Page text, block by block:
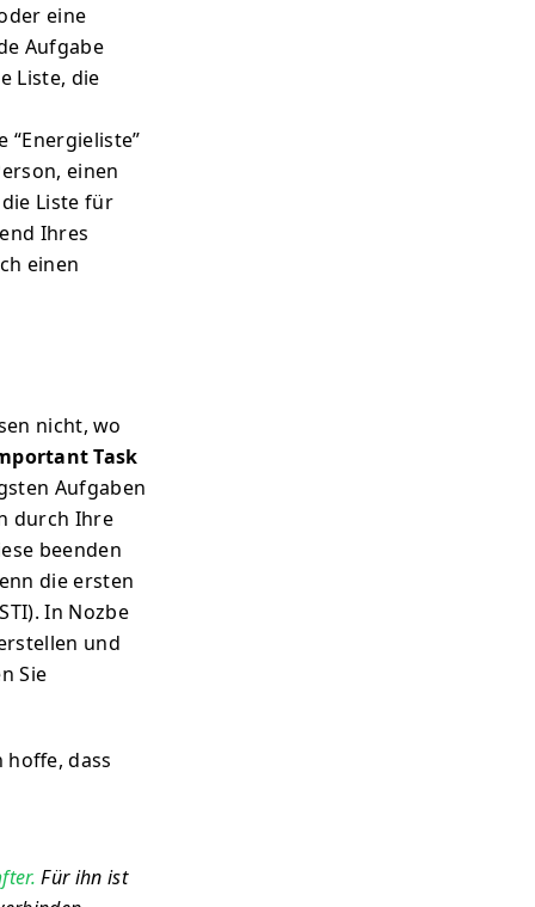
eine
Aufgabe
Liste, die
einen
Liste für
Ihres
einen
nicht, wo
Task
Aufgaben
durch Ihre
beenden
die ersten
In Nozbe
und
Sie
dass
Für ihn ist